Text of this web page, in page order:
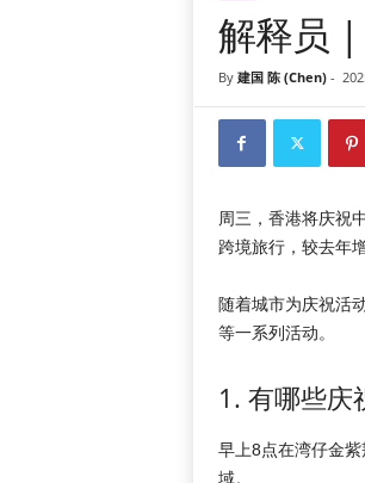
解释员 |
By 建国 陈 (Chen)-
周三，香港将庆祝
跨境旅行，较去年
随着城市为庆祝活
等一系列活动。
1. 有哪些庆
早上8点在湾仔金
域。